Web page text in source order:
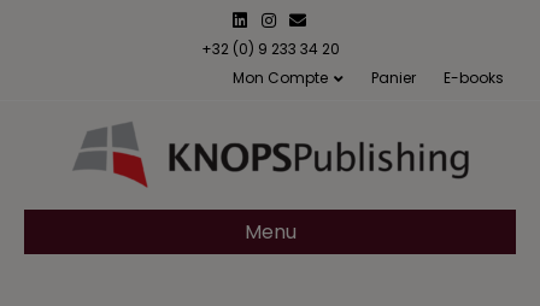
n
n
s
a
m
m
a
l
+32 (0) 9 233 34 20
Mon Compte
Panier E-books
Menu